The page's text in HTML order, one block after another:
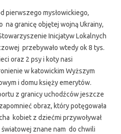
pierwszego mysłowickiego,
granicę objętej wojną Ukrainy,
Inicjatyw Lokalnych
przebywało wtedy ok 8 tys.
oraz 2 psy i koty nasi
w katowickim Wyższym
i domu księży emerytów.
z granicy uchodźców jeszcze
obraz, który potęgowała
kobiet z dziećmi przywoływał
znane nam do chwili